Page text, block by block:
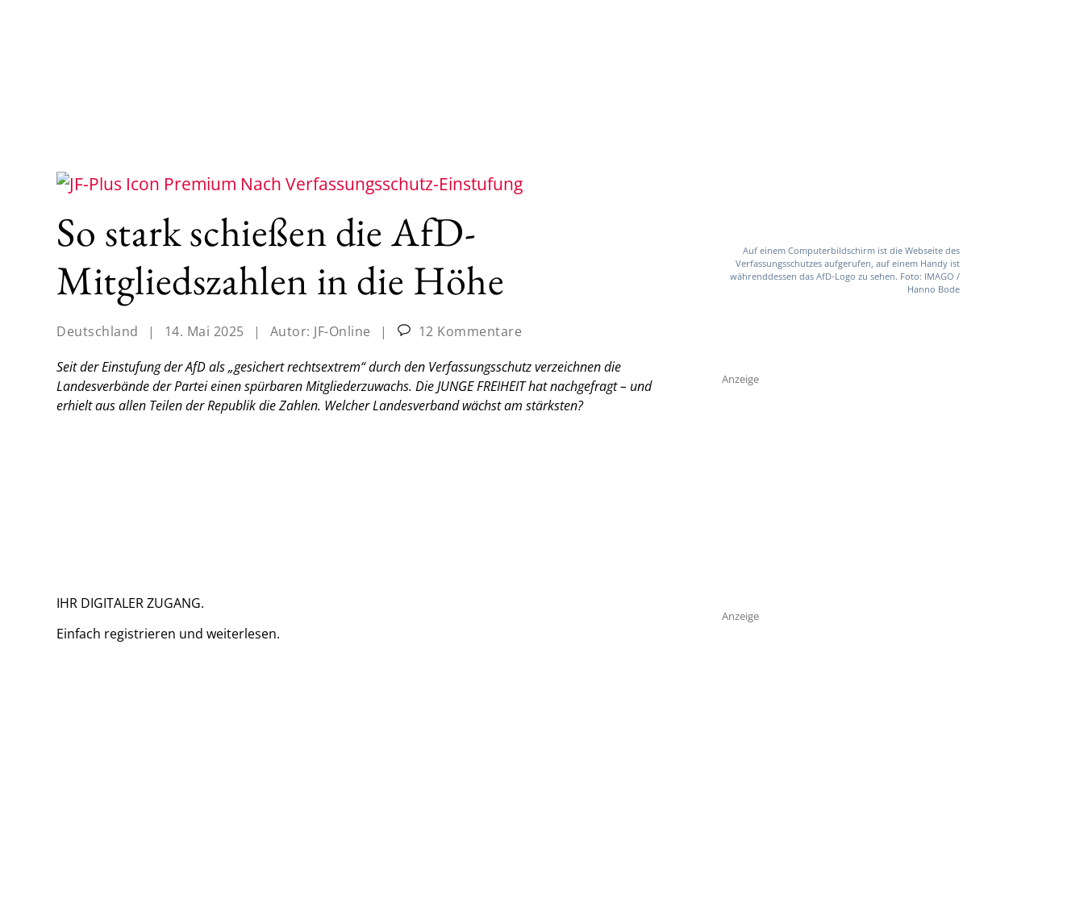
Nach Verfassungsschutz-Einstufung
So stark schießen die AfD-
Mitgliedszahlen in die Höhe
Deutschland | 14. Mai 2025 | Autor: JF-Online |
12 Kommentare
Seit der Einstufung der AfD als „gesichert rechtsextrem“ durch den Verfassungsschutz verzeichnen die
Landesverbände der Partei einen spürbaren Mitgliederzuwachs. Die JUNGE FREIHEIT hat nachgefragt – und
erhielt aus allen Teilen der Republik die Zahlen. Welcher Landesverband wächst am stärksten?
IHR DIGITALER ZUGANG.
Einfach registrieren und weiterlesen.
Auf einem Computerbildschirm ist die Webseite des
Verfassungsschutzes aufgerufen, auf einem Handy ist
währenddessen das AfD-Logo zu sehen. Foto: IMAGO /
Hanno Bode
Anzeige
Anzeige